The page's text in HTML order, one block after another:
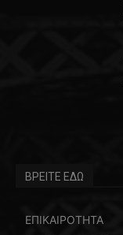
ΒΡΕΙΤΕ ΕΔΩ
ΕΠΙΚΑΙΡΟΤΗΤΑ